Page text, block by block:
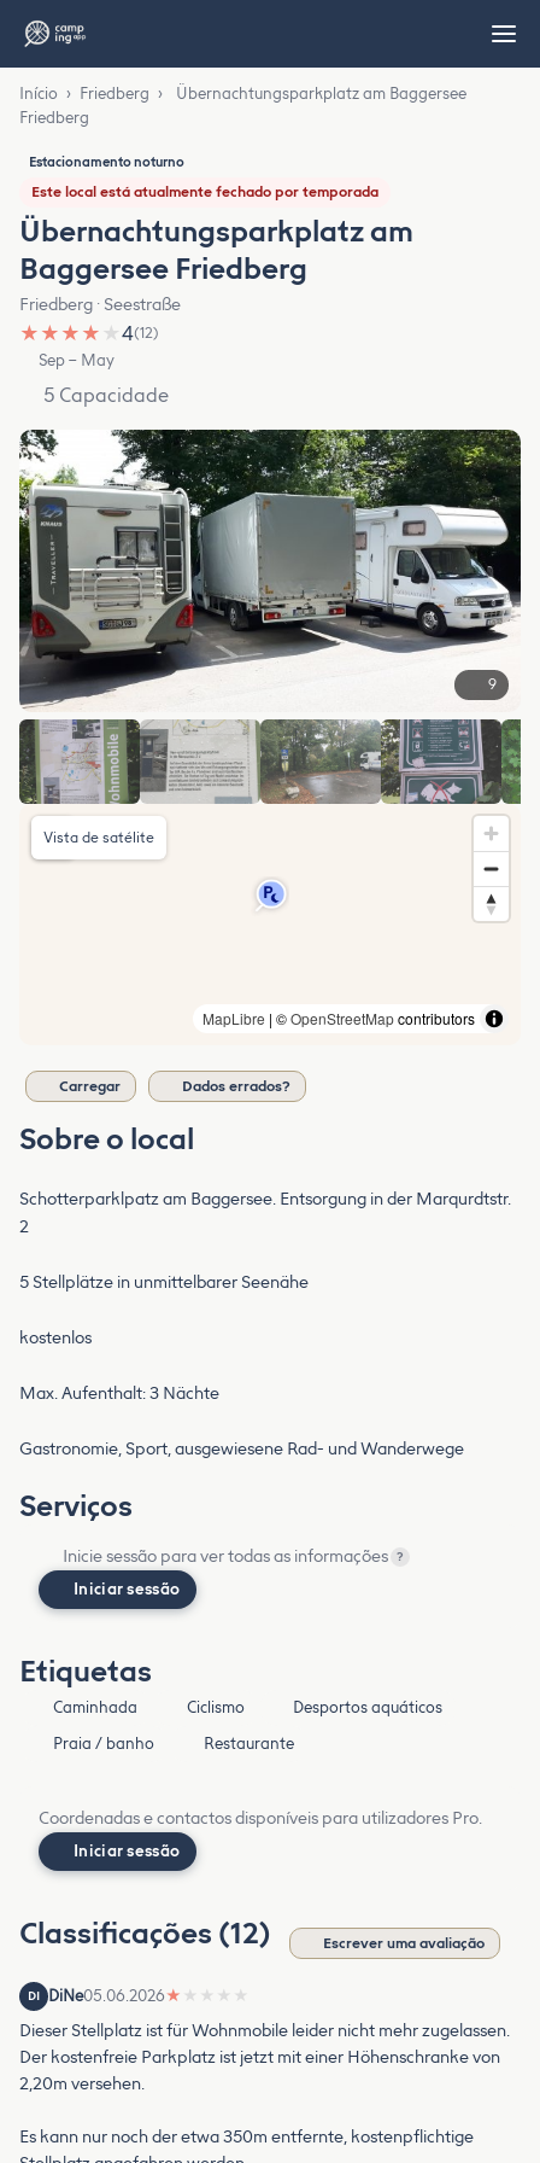
Início › Friedberg ›
Übernachtungsparkplatz am Baggersee
Friedberg
Estacionamento noturno
Este local está atualmente fechado por temporada
Übernachtungsparkplatz am
Baggersee Friedberg
Friedberg · Seestraße
★ ★ ★ ★ ★4(12)
Sep – May
5 Capacidade
9
MapLibre | ©OpenStreetMapcontributors
Vista de satélite
Carregar Dados errados?
Sobre o local
Schotterparklpatz am Baggersee. Entsorgung in der Marqurdtstr.
2
5 Stellplätze in unmittelbarer Seenähe
kostenlos
Max. Aufenthalt: 3 Nächte
Gastronomie, Sport, ausgewiesene Rad- und Wanderwege
Serviços
Inicie sessão para ver todas as informações ?
Iniciar sessão
Etiquetas
Caminhada Ciclismo
Desportos aquáticos
Praia / banho
Restaurante
Coordenadas e contactos disponíveis para utilizadores Pro.
Iniciar sessão
Classificações (12) Escrever uma avaliação
DI DiNe05.06.2026★ ★ ★ ★ ★
Dieser Stellplatz ist für Wohnmobile leider nicht mehr zugelassen.
Der kostenfreie Parkplatz ist jetzt mit einer Höhenschranke von
2,20m versehen.
Es kann nur noch der etwa 350m entfernte, kostenpflichtige